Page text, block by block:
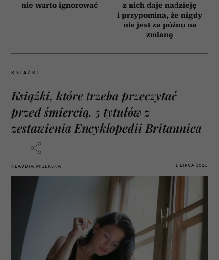
nie warto ignorować
z nich daje nadzieję
i przypomina, że nigdy
nie jest za późno na
zmianę
KSIĄŻKI
Książki, które trzeba przeczytać
przed śmiercią. 5 tytułów z
zestawienia Encyklopedii Britannica
KLAUDIA MIZERSKA 1 LIPCA 2026